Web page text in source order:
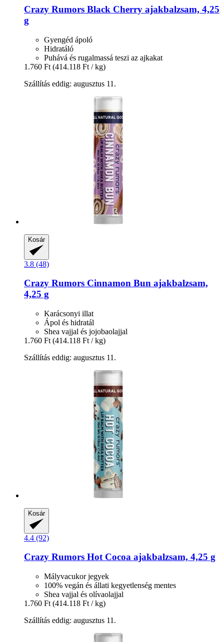
Crazy Rumors Black Cherry ajakbalzsam, 4,25
g
Gyengéd ápoló
Hidratáló
Puhává és rugalmassá teszi az ajkakat
1.760 Ft (414.118 Ft / kg)
Szállítás eddig: augusztus 11.
Kosár
3.8 (48)
Crazy Rumors Cinnamon Bun ajakbalzsam,
4,25 g
Karácsonyi illat
Ápol és hidratál
Shea vajjal és jojobaolajjal
1.760 Ft (414.118 Ft / kg)
Szállítás eddig: augusztus 11.
Kosár
4.4 (92)
Crazy Rumors Hot Cocoa ajakbalzsam, 4,25 g
Mályvacukor jegyek
100% vegán és állati kegyetlenség mentes
Shea vajjal és olívaolajjal
1.760 Ft (414.118 Ft / kg)
Szállítás eddig: augusztus 11.